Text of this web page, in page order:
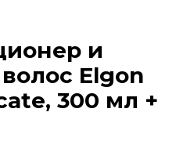
и
Elgon
300 мл +